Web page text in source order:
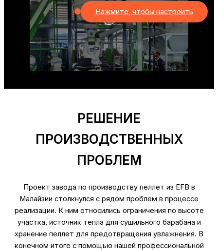
Нажмите, чтобы настроить
РЕШЕНИЕ
ПРОИЗВОДСТВЕННЫХ
ПРОБЛЕМ
Проект завода по производству пеллет из EFB в
Малайзии столкнулся с рядом проблем в процессе
реализации. К ним относились ограничения по высоте
участка, источник тепла для сушильного барабана и
хранение пеллет для предотвращения увлажнения. В
конечном итоге с помощью нашей профессиональной